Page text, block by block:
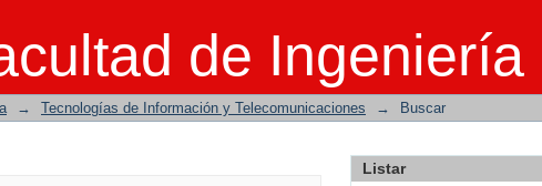
de Ingeniería
→ Tecnologías de Información y Telecomunicaciones → Buscar
Listar